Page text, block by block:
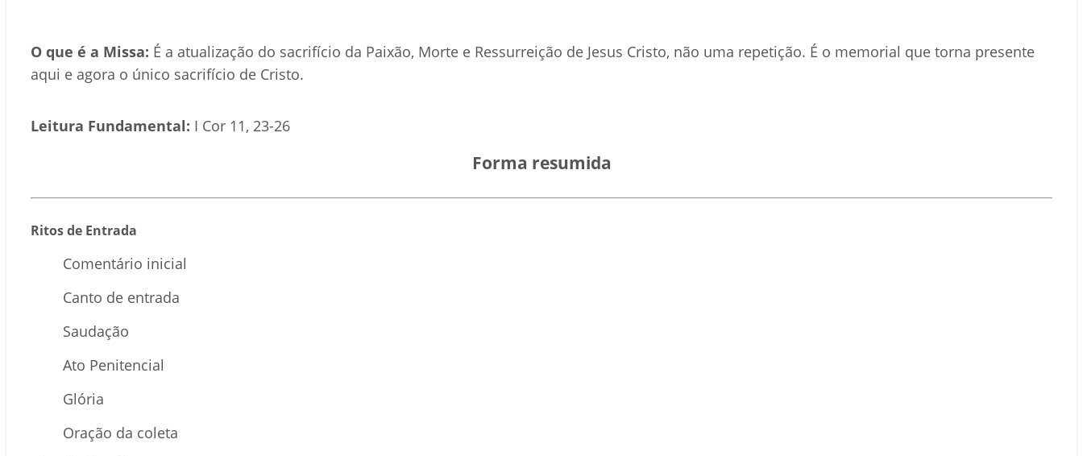
O que é a Missa: É a atualização do sacrifício da Paixão, Morte e Ressurreição de Jesus Cristo, não uma repetição. É o memorial que torna presente
aqui e agora o único sacrifício de Cristo.
Leitura Fundamental: I Cor 11, 23-26
Forma resumida
Ritos de Entrada
Comentário inicial
Canto de entrada
Saudação
Ato Penitencial
Glória
Oração da coleta